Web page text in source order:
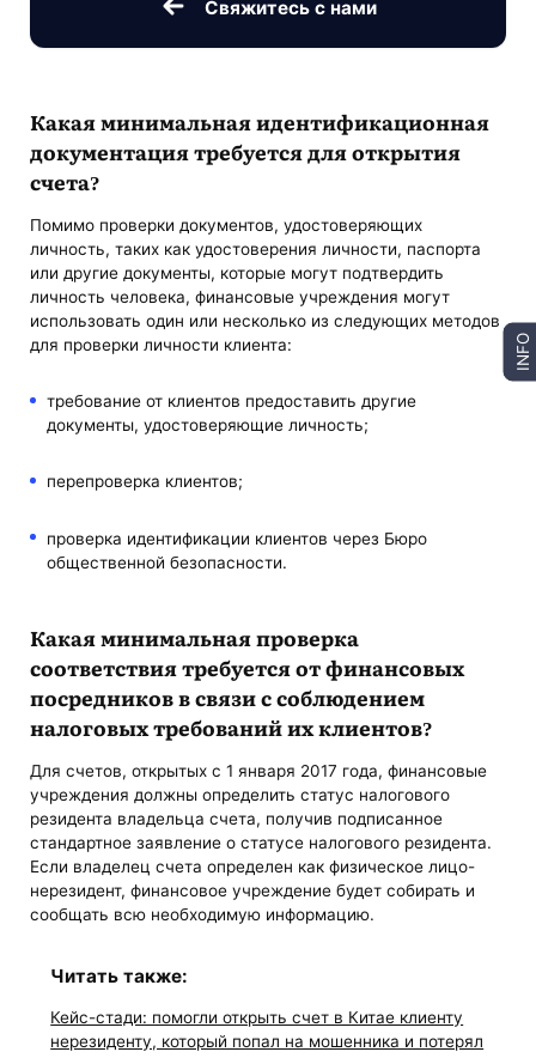
Свяжитесь с нами
Какая минимальная идентификационная
документация требуется для открытия
счета?
Помимо проверки документов, удостоверяющих
личность, таких как удостоверения личности, паспорта
или другие документы, которые могут подтвердить
личность человека, финансовые учреждения могут
использовать один или несколько из следующих методов
для проверки личности клиента:
требование от клиентов предоставить другие
документы, удостоверяющие личность;
перепроверка клиентов;
проверка идентификации клиентов через Бюро
общественной безопасности.
Какая минимальная проверка
соответствия требуется от финансовых
посредников в связи с соблюдением
налоговых требований их клиентов?
Для счетов, открытых с 1 января 2017 года, финансовые
учреждения должны определить статус налогового
резидента владельца счета, получив подписанное
стандартное заявление о статусе налогового резидента.
Если владелец счета определен как физическое лицо-
нерезидент, финансовое учреждение будет собирать и
сообщать всю необходимую информацию.
Читать также:
Кейс-стади: помогли открыть счет в Китае клиенту
нерезиденту, который попал на мошенника и потерял
INFO